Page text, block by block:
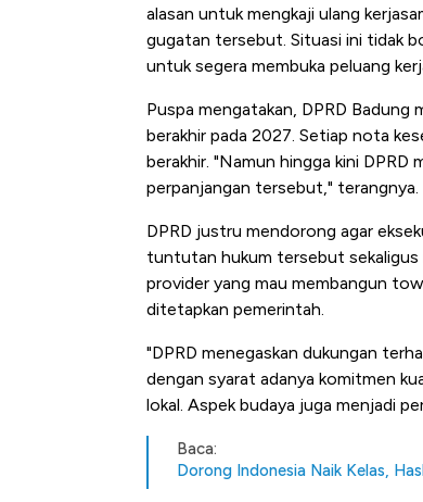
alasan untuk mengkaji ulang
gugatan tersebut. Situasi ini tidak
untuk segera membuka peluang
Puspa mengatakan, DPRD Badung
berakhir pada 2027. Setiap nota
berakhir. "Namun hingga kini
perpanjangan tersebut," terangnya.
DPRD justru mendorong agar
tuntutan hukum tersebut sekaligus
provider yang mau membangun
ditetapkan pemerintah.
"DPRD menegaskan dukungan
dengan syarat adanya komitmen
lokal. Aspek budaya juga menjadi
Baca:
Dorong Indonesia Naik Kelas,